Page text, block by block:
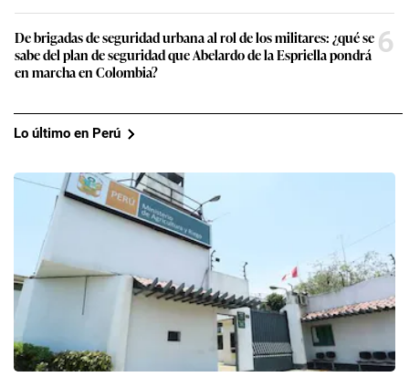
De brigadas de seguridad urbana al rol de los militares: ¿qué se
sabe del plan de seguridad que Abelardo de la Espriella pondrá
en marcha en Colombia?
6
Lo último en Perú